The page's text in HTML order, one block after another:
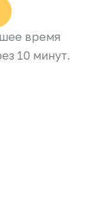
время
10 минут.